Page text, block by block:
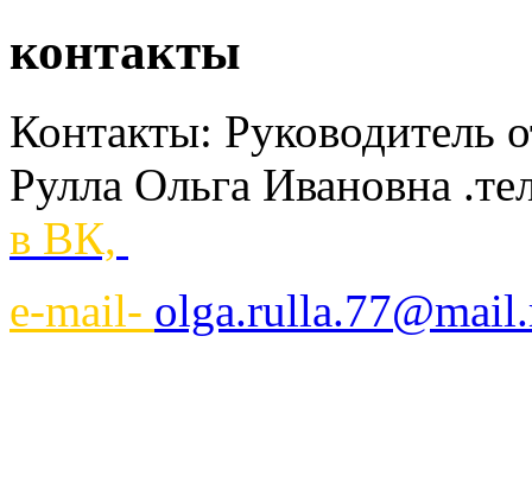
контакты
Контакты: Руководитель
Рулла Ольга Ивановна
в ВК,
e-mail-